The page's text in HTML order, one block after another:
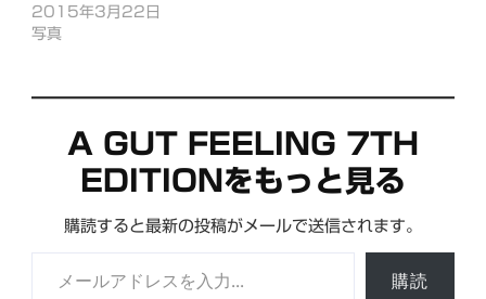
2015年3月22日
写真
A GUT FEELING 7TH
EDITIONをもっと見る
購読すると最新の投稿がメールで送信されます。
メールアドレスを入力...
購読